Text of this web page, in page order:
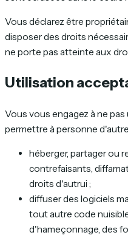
Vous déclarez être
disposer des droits
ne porte pas atteinte aux
Utilisation
Vous vous engagez à ne
permettre à personne
héberger, partager ou
contrefaisants,
droits d'autrui ;
diffuser des logiciels
tout autre code
d'hameçonnage, des